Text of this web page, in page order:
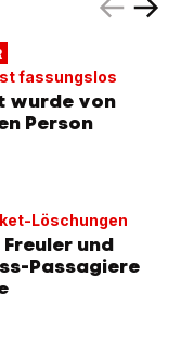
fassungslos
wurde von
Person
Löschungen
und
Passagiere